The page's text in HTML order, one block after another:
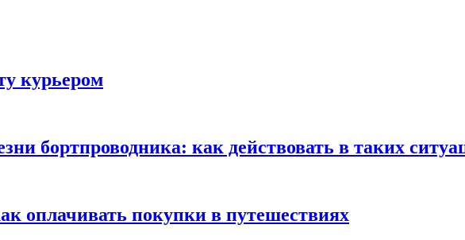
курьером
бортпроводника: как действовать в таких
оплачивать покупки в путешествиях